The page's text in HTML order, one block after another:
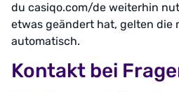
du casiqo.com/de weiterhin
etwas geändert hat, gelten die
automatisch.
Kontakt bei